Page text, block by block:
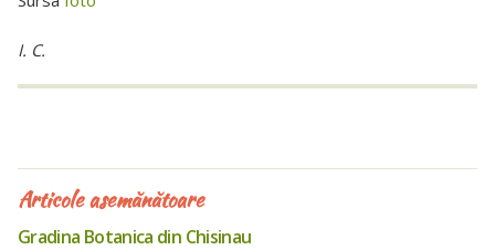
I. C.
Articole asemănătoare
Gradina Botanica din Chisinau